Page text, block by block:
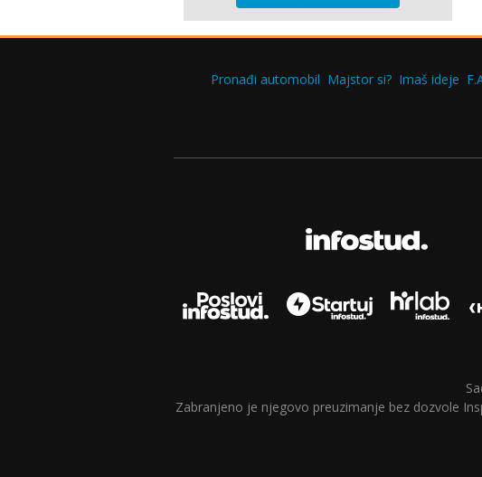
Pronađi automobil Majstor si? Imaš ideje
Zabranjeno je njegovo preuzimanje bez dozvole